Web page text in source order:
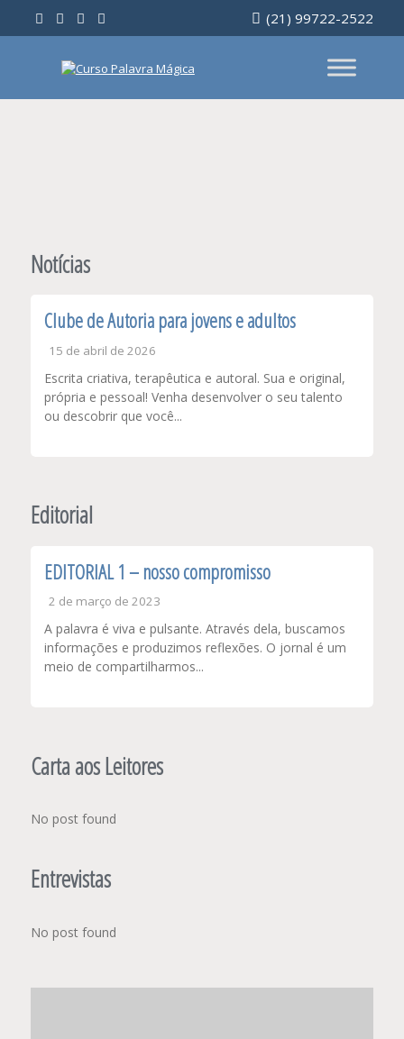
o
(21) 99722-2522
Notícias
Clube de Autoria para jovens e adultos
15 de abril de 2026
Escrita criativa, terapêutica e autoral. Sua e original,
própria e pessoal! Venha desenvolver o seu talento
ou descobrir que você...
Editorial
EDITORIAL 1 – nosso compromisso
2 de março de 2023
A palavra é viva e pulsante. Através dela, buscamos
informações e produzimos reflexões. O jornal é um
meio de compartilharmos...
Carta aos Leitores
No post found
Entrevistas
No post found